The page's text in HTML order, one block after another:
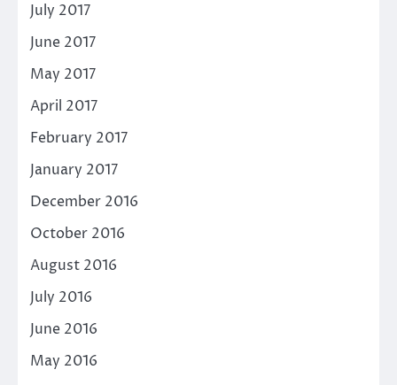
July 2017
June 2017
May 2017
April 2017
February 2017
January 2017
December 2016
October 2016
August 2016
July 2016
June 2016
May 2016